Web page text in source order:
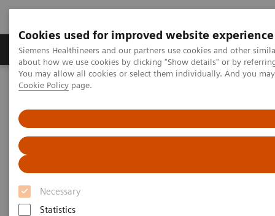
Cookies used for improved website experience
Siemens Healthineers and our partners use cookies and other
about how we use cookies by clicking "Show details" or by
You may allow all cookies or select them individually. And you
Cookie Policy page.
Necessary
Statistics
Zobrazovací technika Laboratorní diagnostika
Home Zobrazovací technika
Image 83
Image 83